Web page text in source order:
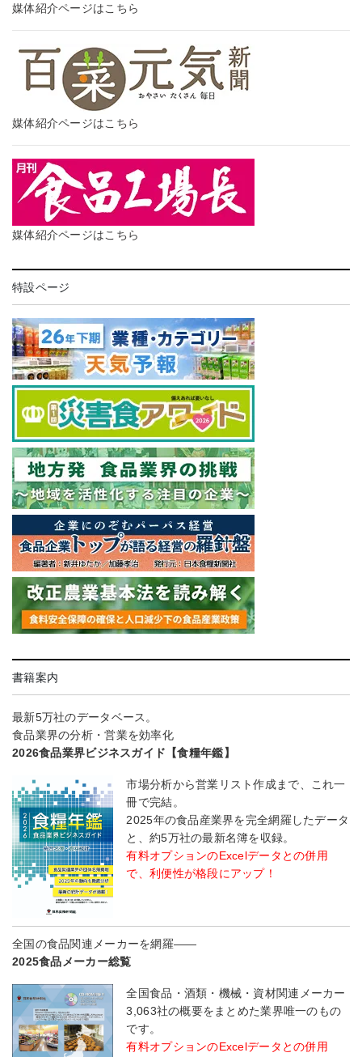
媒体紹介ページはこちら
媒体紹介ページはこちら
媒体紹介ページはこちら
特設ページ
書籍案内
最新5万社のデータベース。
食品業界の分析・営業を効率化
2026食品業界ビジネスガイド【食糧年鑑】
市場分析から営業リスト作成まで、これ一
冊で完結。
2025年の食品産業界を完全網羅したデータ
と、約5万社の最新名簿を収録。
有料オプションのExcelデータとの併用
で、利便性が格段にアップ！
全国の食品関連メーカーを網羅――
2025食品メーカー総覧
全国食品・酒類・機械・資材関連メーカー
3,063社の概要をまとめた業界唯一のもの
です。
有料オプションのExcelデータとの併用